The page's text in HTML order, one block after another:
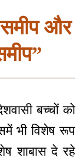
और
बच्चों को
भी विशेष रूप
शाबास दे रहे